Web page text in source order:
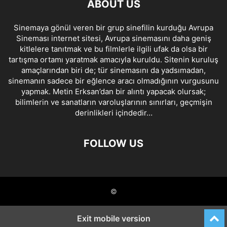
ABOUT US
Sinemaya gönül veren bir grup sinefilin kurduğu Avrupa
Sineması internet sitesi, Avrupa sinemasını daha geniş
kitlelere tanıtmak ve bu filmlerle ilgili ufak da olsa bir
tartışma ortamı yaratmak amacıyla kuruldu. Sitenin kuruluş
amaçlarından biri de; tür sinemasını da yadsımadan,
sinemanın sadece bir eğlence aracı olmadığının vurgusunu
yapmak. Metin Erksan’dan bir alıntı yapacak olursak;
bilimlerin ve sanatların varoluşlarının sınırları, geçmişin
derinlikleri içindedir…
FOLLOW US
©
Exit mobile version